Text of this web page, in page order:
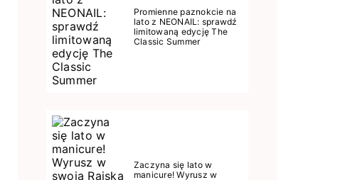
Promienne paznokcie na
lato z NEONAIL: sprawdź
limitowaną edycję The
Classic Summer
Zaczyna się lato w
manicure! Wyrusz w